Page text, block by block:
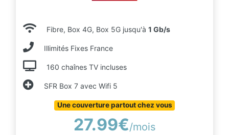
Fibre, Box 4G, Box 5G jusqu'à 1 Gb/s
Illimités Fixes France
160 chaînes TV incluses
SFR Box 7 avec Wifi 5
Une couverture partout chez vous
27.99€/mois